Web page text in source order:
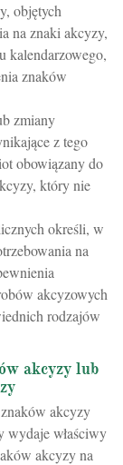
objętych
na znaki akcyzy,
kalendarzowego,
znaków
zmiany
z tego
obowiązany do
który nie
określi, w
na
akcyzowych
rodzajów
akcyzy lub
akcyzy
wydaje właściwy
akcyzy na